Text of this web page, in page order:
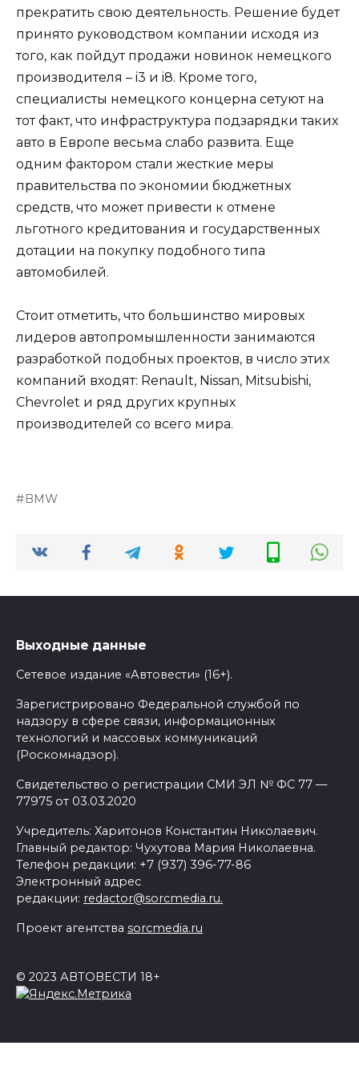
прекратить свою деятельность. Решение будет
принято руководством компании исходя из
того, как пойдут продажи новинок немецкого
производителя – i3 и i8. Кроме того,
специалисты немецкого концерна сетуют на
тот факт, что инфраструктура подзарядки таких
авто в Европе весьма слабо развита. Еще
одним фактором стали жесткие меры
правительства по экономии бюджетных
средств, что может привести к отмене
льготного кредитования и государственных
дотации на покупку подобного типа
автомобилей.
Стоит отметить, что большинство мировых
лидеров автопромышленности занимаются
разработкой подобных проектов, в число этих
компаний входят: Renault, Nissan, Mitsubishi,
Chevrolet и ряд других крупных
производителей со всего мира.
BMW
Выходные данные
Сетевое издание «Автовести» (16+).
Зарегистрировано Федеральной службой по
надзору в сфере связи, информационных
технологий и массовых коммуникаций
(Роскомнадзор).
Свидетельство о регистрации СМИ ЭЛ № ФС 77 —
77975 от 03.03.2020
Учредитель: Харитонов Константин Николаевич.
Главный редактор: Чухутова Мария Николаевна.
Телефон редакции: +7 (937) 396-77-86
Электронный адрес
редакции: redactor@sorcmedia.ru.
Проект агентства sorcmedia.ru
© 2023 АВТОВЕСТИ 18+